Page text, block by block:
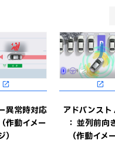
異常時対応
作動イメー
）
アドバンスト
： 並列前向
（作動イメ